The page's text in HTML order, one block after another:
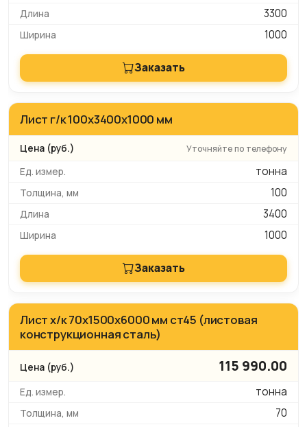
3300
1000
Заказать
Лист г/к 100х3400х1000 мм
Уточняйте по телефону
тонна
100
3400
1000
Заказать
Лист х/к 70х1500х6000 мм ст45 (листовая
конструкционная сталь)
115 990.00
тонна
70